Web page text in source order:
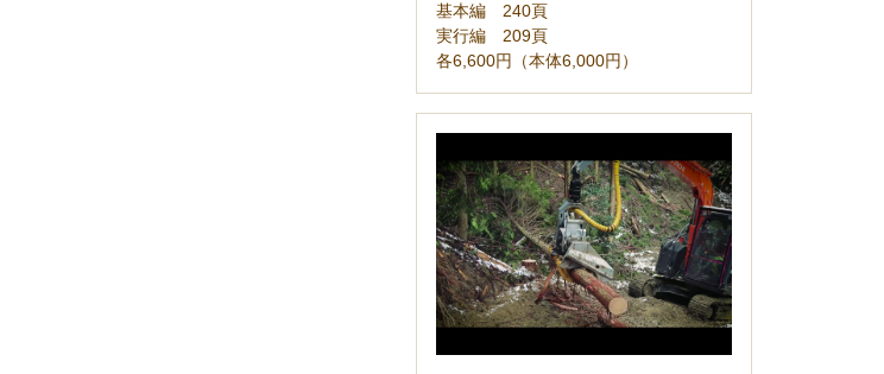
基本編 240頁
実行編 209頁
各6,600円（本体6,000円）